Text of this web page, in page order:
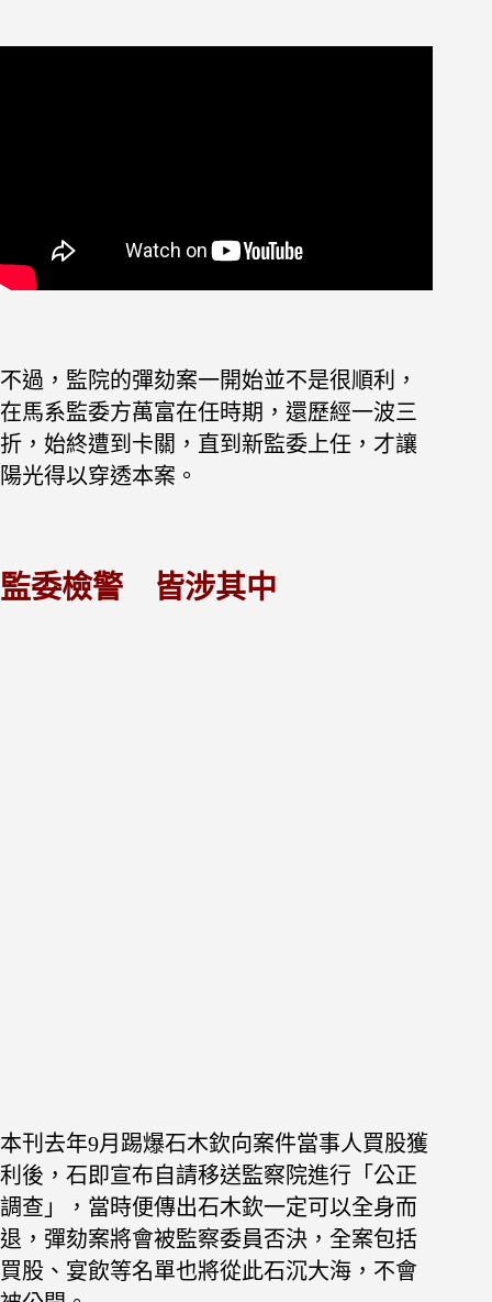
不過，監院的彈劾案一開始並不是很順利，
在馬系監委方萬富在任時期，還歷經一波三
折，始終遭到卡關，直到新監委上任，才讓
陽光得以穿透本案。
監委檢警 皆涉其中
本刊去年9月踢爆石木欽向案件當事人買股獲
利後，石即宣布自請移送監察院進行「公正
調查」，當時便傳出石木欽一定可以全身而
退，彈劾案將會被監察委員否決，全案包括
買股、宴飲等名單也將從此石沉大海，不會